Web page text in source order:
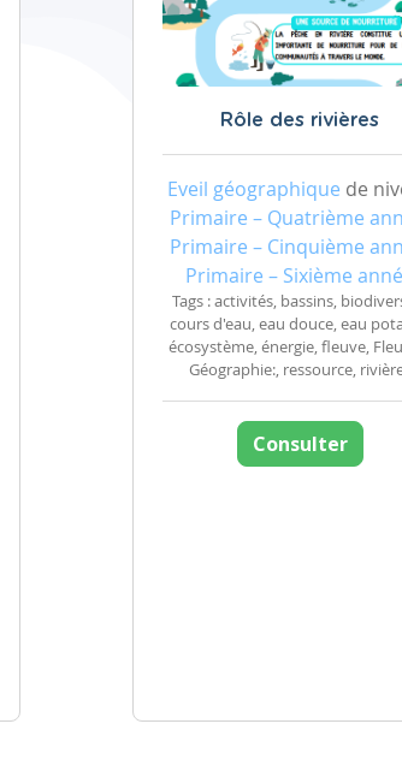
Rôle des rivières
Eveil géographique de
Primaire – Quatrième
Primaire – Cinquième
Primaire – Sixième
Tags : activités, bassins,
cours d'eau, eau douce, eau
écosystème, énergie, fleuve,
Géographie:, ressource,
Consulter